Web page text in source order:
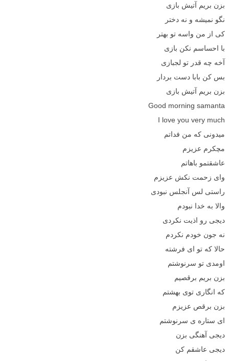
بزن بریم آتیش بازی
نگو نمیشه و نه دختر
کی از من واسه تو بهتر
با احساسم نکن بازی
آخه چه قدر تو لجبازی
بس کن بابا دست بردار
بزن بریم آتیش بازی
Good morning samanta
I love you very much
میدونی که من فداتم
مچکرم عزیزم
عاشقتمو باهاتم
وای زحمت نکش عزیزم
راستی لس آنجلس نبودی
والا به خدا نبودم
دیجی رو اذیت نکردی
نه جون خودم نکردم
حالا که تو ای فرشته
اومدی تو سرنوشتم
بزن بریم برقصیم
که انگاری توی بهشتم
بزن برقص عزیزم
ای ستاره ی سرنوشتم
دیجی آهنگی بزن
دیجی عاشقم کن